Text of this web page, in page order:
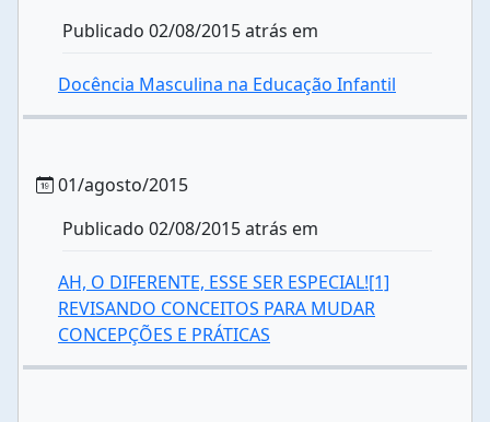
Publicado 02/08/2015 atrás em
Docência Masculina na Educação Infantil
01/agosto/2015
Publicado 02/08/2015 atrás em
AH, O DIFERENTE, ESSE SER ESPECIAL![1]
REVISANDO CONCEITOS PARA MUDAR
CONCEPÇÕES E PRÁTICAS